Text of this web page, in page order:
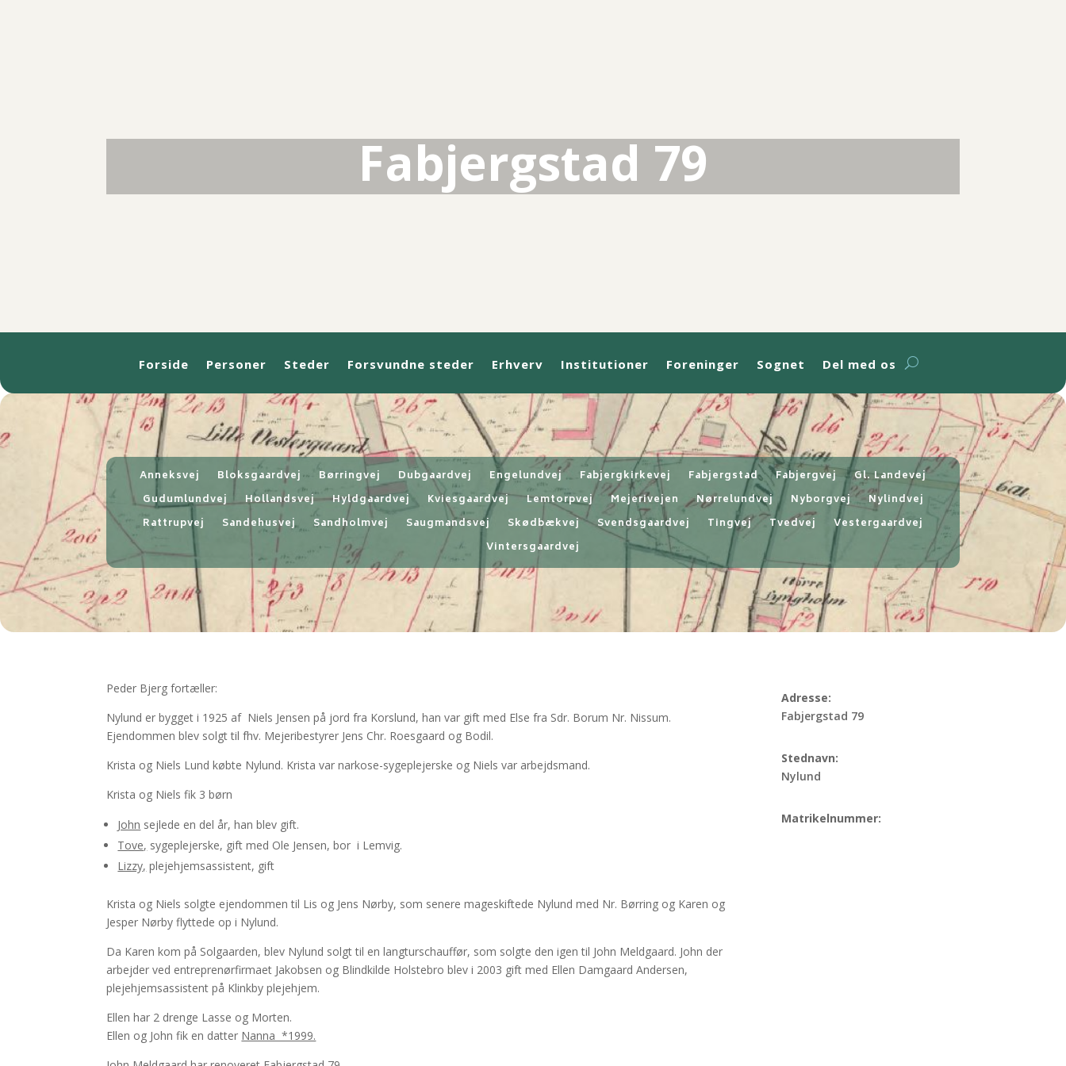
Fabjergstad 79
Forside Personer Steder Forsvundne steder Erhverv Institutioner Foreninger Sognet Del med os
Anneksvej Bloksgaardvej Børringvej Dubgaardvej Engelundvej Fabjergkirkevej Fabjergstad Fabjergvej
Gl. Landevej
Gudumlundvej
Hollandsvej Hyldgaardvej Kviesgaardvej Lemtorpvej Mejerivejen Nørrelundvej Nyborgvej
Nylindvej
Rattrupvej
Sandehusvej Sandholmvej Saugmandsvej Skødbækvej Svendsgaardvej Tingvej Tvedvej
Vestergaardvej
Vintersgaardvej
Peder Bjerg fortæller:
Nylund er bygget i 1925 af Niels Jensen på jord fra Korslund, han var gift med Else fra Sdr. Borum Nr. Nissum.
Ejendommen blev solgt til fhv. Mejeribestyrer Jens Chr. Roesgaard og Bodil.
Krista og Niels Lund købte Nylund. Krista var narkose-sygeplejerske og Niels var arbejdsmand.
Krista og Niels fik 3 børn
John sejlede en del år, han blev gift.
Tove, sygeplejerske, gift med Ole Jensen, bor i Lemvig.
Lizzy, plejehjemsassistent, gift
Krista og Niels solgte ejendommen til Lis og Jens Nørby, som senere mageskiftede Nylund med Nr. Børring og Karen og
Jesper Nørby flyttede op i Nylund.
Da Karen kom på Solgaarden, blev Nylund solgt til en langturschauffør, som solgte den igen til John Meldgaard. John der
arbejder ved entreprenørfirmaet Jakobsen og Blindkilde Holstebro blev i 2003 gift med Ellen Damgaard Andersen,
plejehjemsassistent på Klinkby plejehjem.
Ellen har 2 drenge Lasse og Morten.
Ellen og John fik en datter Nanna *1999.
Adresse:
Fabjergstad 79
Stednavn:
Nylund
Matrikelnummer: